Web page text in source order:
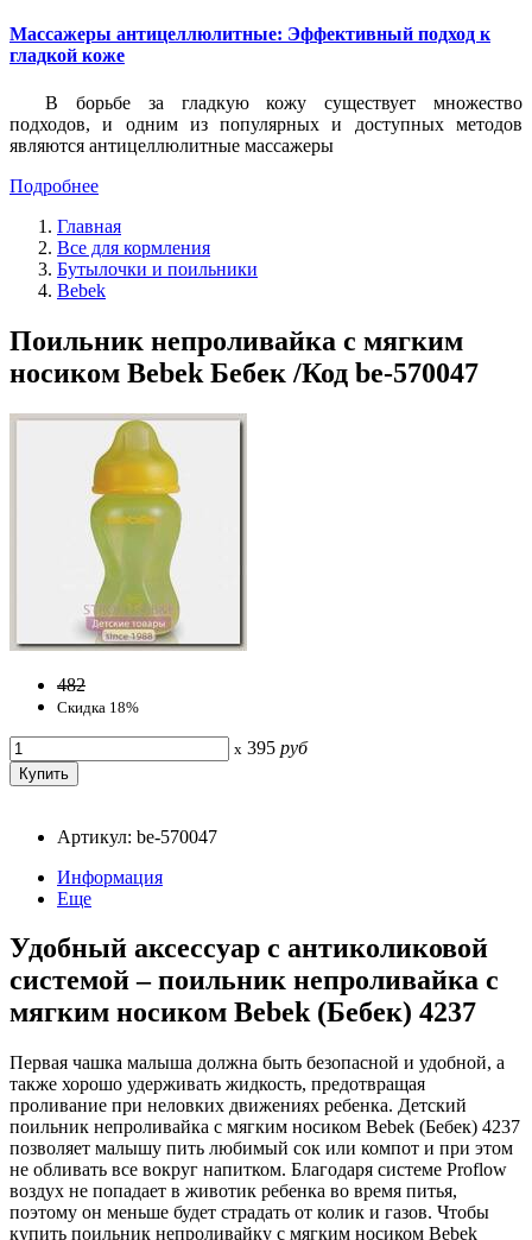
Массажеры антицеллюлитные: Эффективный подход к
гладкой коже
В борьбе за гладкую кожу существует множество
подходов, и одним из популярных и доступных методов
являются антицеллюлитные массажеры
Подробнее
Главная
Все для кормления
Бутылочки и поильники
Bebek
Поильник непроливайка с мягким
носиком Bebek Бебек /Код be-570047
482
Скидка 18%
x 395 руб
Артикул: be-570047
Информация
Еще
Удобный аксессуар с антиколиковой
системой – поильник непроливайка с
мягким носиком Bebek (Бебек) 4237
Первая чашка малыша должна быть безопасной и удобной, а
также хорошо удерживать жидкость, предотвращая
проливание при неловких движениях ребенка. Детский
поильник непроливайка с мягким носиком Bebek (Бебек) 4237
позволяет малышу пить любимый сок или компот и при этом
не обливать все вокруг напитком. Благодаря системе Proflow
воздух не попадает в животик ребенка во время питья,
поэтому он меньше будет страдать от колик и газов. Чтобы
купить поильник непроливайку с мягким носиком Bebek